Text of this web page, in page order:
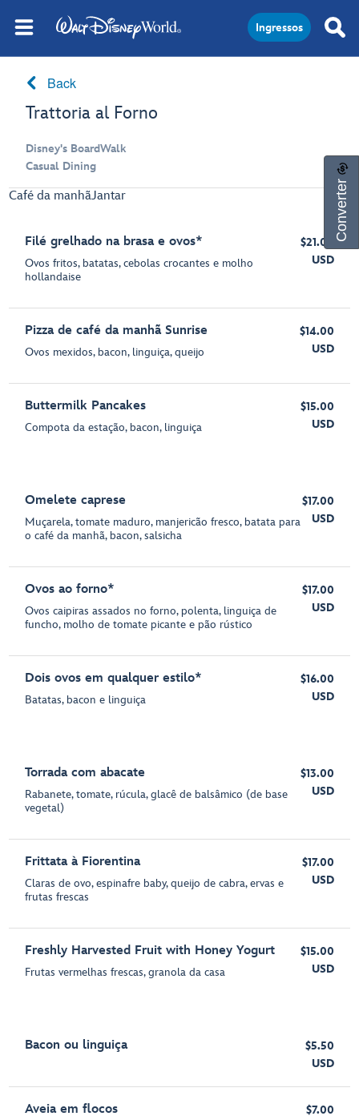
Ingressos
Back
Trattoria al Forno
Disney's BoardWalk
Casual Dining
Café da manhãJantar
Filé grelhado na brasa e ovos*
Ovos fritos, batatas, cebolas crocantes e molho
hollandaise
$21.00
USD
Pizza de café da manhã Sunrise
Ovos mexidos, bacon, linguiça, queijo
$14.00
USD
Buttermilk Pancakes
Compota da estação, bacon, linguiça
$15.00
USD
Omelete caprese
Muçarela, tomate maduro, manjericão fresco, batata para
o café da manhã, bacon, salsicha
$17.00
USD
Ovos ao forno*
Ovos caipiras assados no forno, polenta, linguiça de
funcho, molho de tomate picante e pão rústico
$17.00
USD
Dois ovos em qualquer estilo*
Batatas, bacon e linguiça
$16.00
USD
Torrada com abacate
Rabanete, tomate, rúcula, glacê de balsâmico (de base
vegetal)
$13.00
USD
Frittata à Fiorentina
Claras de ovo, espinafre baby, queijo de cabra, ervas e
frutas frescas
$17.00
USD
Freshly Harvested Fruit with Honey Yogurt
Frutas vermelhas frescas, granola da casa
$15.00
USD
Bacon ou linguiça
$5.50
USD
Aveia em flocos
$7.00
Converter